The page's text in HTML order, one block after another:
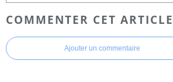
COMMENTER CET ARTICLE
Ajouter un commentaire